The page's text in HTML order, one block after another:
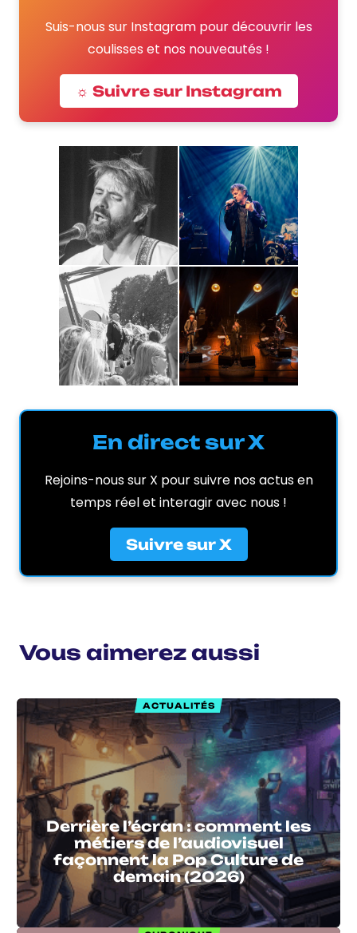
Suis-nous sur Instagram pour découvrir les
coulisses et nos nouveautés !
☼ Suivre sur Instagram
En direct sur X
Rejoins-nous sur X pour suivre nos actus en
temps réel et interagir avec nous !
Suivre sur X
Vous aimerez aussi
ACTUALITÉS
Derrière l’écran : comment les
métiers de l’audiovisuel
façonnent la Pop Culture de
demain (2026)